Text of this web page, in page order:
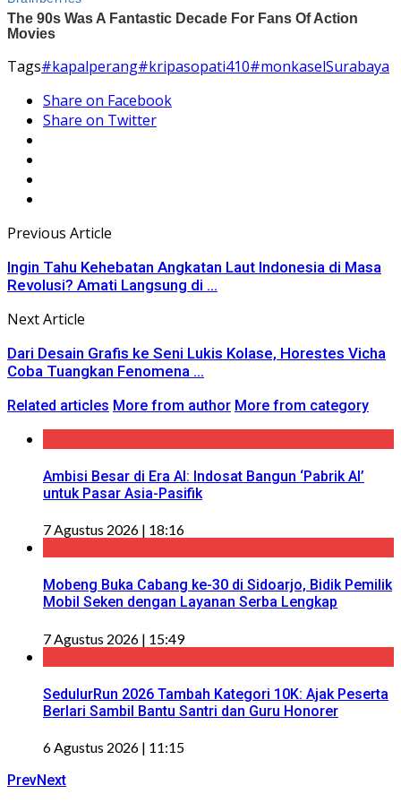
Tags#kapalperang#kripasopati410#monkaselSurabaya
Share on Facebook
Share on Twitter
Previous Article
Ingin Tahu Kehebatan Angkatan Laut Indonesia di Masa
Revolusi? Amati Langsung di ...
Next Article
Dari Desain Grafis ke Seni Lukis Kolase, Horestes Vicha
Coba Tuangkan Fenomena ...
Related articles More from author More from category
Ambisi Besar di Era AI: Indosat Bangun ‘Pabrik AI’
untuk Pasar Asia-Pasifik
7 Agustus 2026 | 18:16
Mobeng Buka Cabang ke-30 di Sidoarjo, Bidik Pemilik
Mobil Seken dengan Layanan Serba Lengkap
7 Agustus 2026 | 15:49
SedulurRun 2026 Tambah Kategori 10K: Ajak Peserta
Berlari Sambil Bantu Santri dan Guru Honorer
6 Agustus 2026 | 11:15
PrevNext